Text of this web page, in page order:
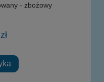
- zbożowy